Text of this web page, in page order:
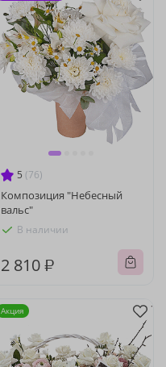
5 (76)
Композиция "Небесный
вальс"
В наличии
2 810 ₽
Акция